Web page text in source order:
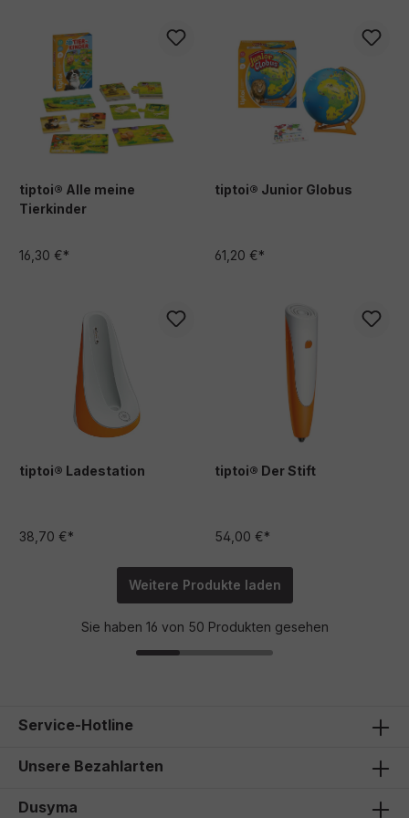
tiptoi® Alle meine
Tierkinder
16,30 €*
tiptoi® Junior Globus
61,20 €*
tiptoi® Ladestation
38,70 €*
tiptoi® Der Stift
54,00 €*
Weitere Produkte laden
Sie haben 16 von 50 Produkten gesehen
Service-Hotline
Unsere Bezahlarten
Dusyma